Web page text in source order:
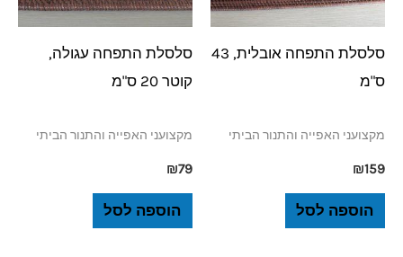
סלסלת התפחה אובלית, 43
ס"מ
מקצועני האפייה והתנור הביתי
₪159
הוספה לסל
סלסלת התפחה עגולה,
קוטר 20 ס"מ
מקצועני האפייה והתנור הביתי
₪79
הוספה לסל